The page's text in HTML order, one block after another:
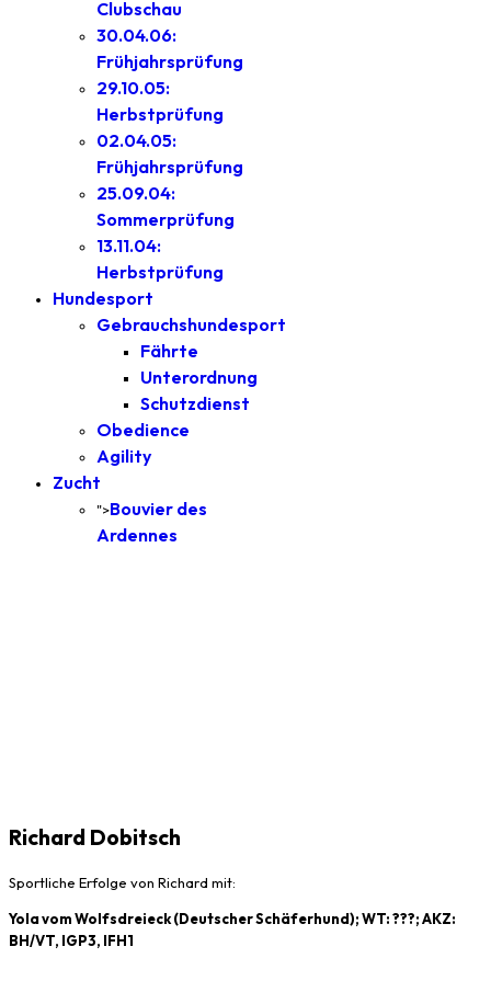
Clubschau
30.04.06:
Frühjahrsprüfung
29.10.05:
Herbstprüfung
02.04.05:
Frühjahrsprüfung
25.09.04:
Sommerprüfung
13.11.04:
Herbstprüfung
Hundesport
Gebrauchshundesport
Fährte
Unterordnung
Schutzdienst
Obedience
Agility
Zucht
">Bouvier des
Ardennes
Richard Dobitsch
Sportliche Erfolge von Richard mit:
Yola vom Wolfsdreieck (Deutscher Schäferhund);WT: ???; AKZ:
BH/VT, IGP3, IFH1